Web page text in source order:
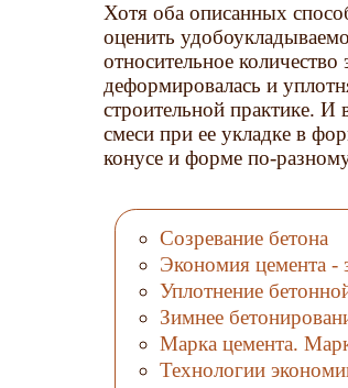
Хотя оба описанных
оценить
относительное
деформировалась и
строительной практике. И
смеси при ее укладке в
конусе и форме по-
Созревание бетона
Экономия цемента
Уплотнение
Зимнее
Марка цемента.
Технологии